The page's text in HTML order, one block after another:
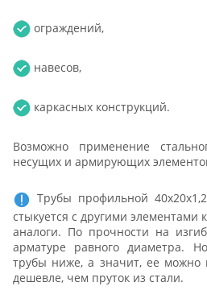
ограждений,
навесов,
каркасных конструкций.
Возможно применение
несущих и армирующих
Трубы профильной
стыкуется с другими элементами
аналоги. По прочности на
арматуре равного диаметра.
трубы ниже, а значит, ее можно
дешевле, чем пруток из стали.